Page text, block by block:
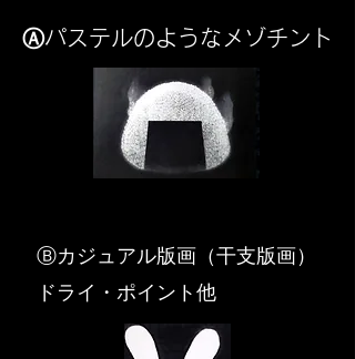
Ⓐパステルのようなメゾチント
​Ⓑカジュアル版画（干支版画）
ドライ・ポイント他